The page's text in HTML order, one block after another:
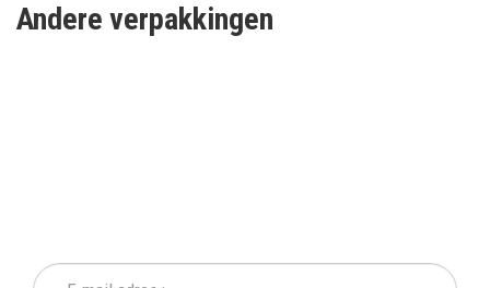
Andere verpakkingen